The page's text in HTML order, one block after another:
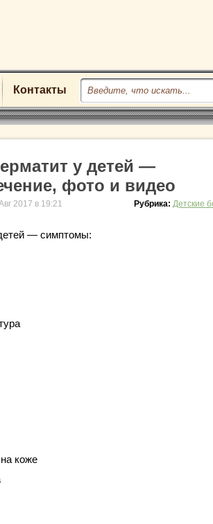
Контакты
у детей —
фото и видео
2017 в 19:21 Рубрика: Детские
— симптомы:
коже